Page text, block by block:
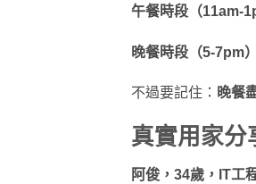
午餐時段（11am-
晚餐時段（5-7pm
不過要記住： 晚餐
真實用家分
阿俊，34歲，IT工